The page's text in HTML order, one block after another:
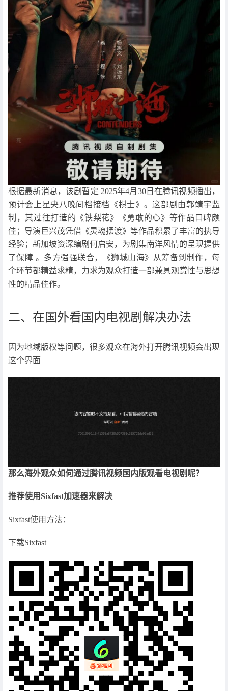
根据最新消息，该剧暂定 2025年4月30日在腾讯视频播出，
预计会上星央八晚间档接档《棋士》。这部剧由郭靖宇监
制，其过往打造的《铁梨花》《勇敢的心》等作品口碑颇
佳；导演巨兴茂凭借《灵魂摆渡》等作品积累了丰富的执导
经验；新加坡资深编剧何启安，为剧集南洋风情的呈现提供
了保障 。多方强强联合，《狮城山海》从筹备到制作，每
个环节都精益求精，力求为观众打造一部兼具观赏性与思想
性的精品佳作。​
二、在国外看国内电视剧解决办法
因为地域版权等问题，很多观众在海外打开腾讯视频会出现
这个界面
那么海外观众如何通过腾讯视频国内版观看电视剧呢？
推荐使用Sixfast加速器来解决
Sixfast使用方法：
下载Sixfast